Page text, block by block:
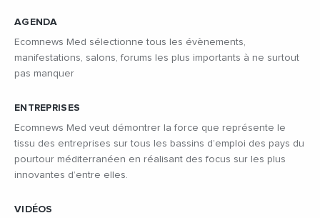
AGENDA
Ecomnews Med sélectionne tous les évènements,
manifestations, salons, forums les plus importants à ne surtout
pas manquer
ENTREPRISES
Ecomnews Med veut démontrer la force que représente le
tissu des entreprises sur tous les bassins d’emploi des pays du
pourtour méditerranéen en réalisant des focus sur les plus
innovantes d’entre elles.
VIDÉOS